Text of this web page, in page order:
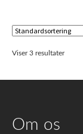
Viser 3 resultater
Om os